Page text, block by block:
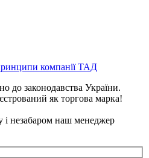
компанії ТАД
до законодавства України.
як торгова марка!
і незабаром наш менеджер